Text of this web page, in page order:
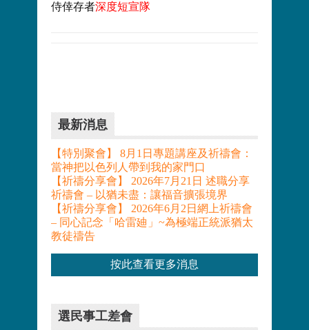
侍倖存者深度短宣隊
最新消息
【特別聚會】 8月1日專題講座及祈禱會：
當神把以色列人帶到我的家門口
【祈禱分享會】 2026年7月21日 述職分享
祈禱會 – 以猶未盡：讓福音擴張境界
【祈禱分享會】 2026年6月2日網上祈禱會
– 同心記念「哈雷廸」~為極端正統派猶太
教徒禱告
按此查看更多消息
選民事工差會